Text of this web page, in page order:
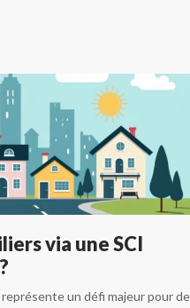
via une SCI
un défi majeur pour de